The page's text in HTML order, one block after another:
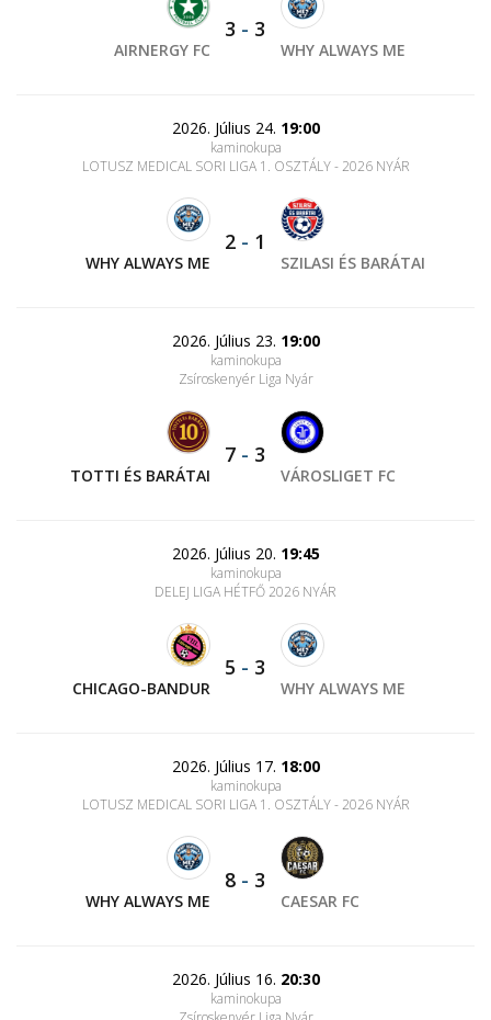
AIRNERGY FC
3 - 3
WHY ALWAYS ME
2026. Július 24. 19:00
kaminokupa
LOTUSZ MEDICAL SORI LIGA 1. OSZTÁLY - 2026 NYÁR
WHY ALWAYS ME
2 - 1
SZILASI ÉS BARÁTAI
2026. Július 23. 19:00
kaminokupa
Zsíroskenyér Liga Nyár
TOTTI ÉS BARÁTAI
7 - 3
VÁROSLIGET FC
2026. Július 20. 19:45
kaminokupa
DELEJ LIGA HÉTFŐ 2026 NYÁR
CHICAGO-BANDUR
5 - 3
WHY ALWAYS ME
2026. Július 17. 18:00
kaminokupa
LOTUSZ MEDICAL SORI LIGA 1. OSZTÁLY - 2026 NYÁR
WHY ALWAYS ME
8 - 3
CAESAR FC
2026. Július 16. 20:30
kaminokupa